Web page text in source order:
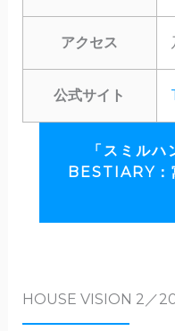
アクセス
公式サイト
「スミル
BESTIARY：
HOUSE VISION 2／